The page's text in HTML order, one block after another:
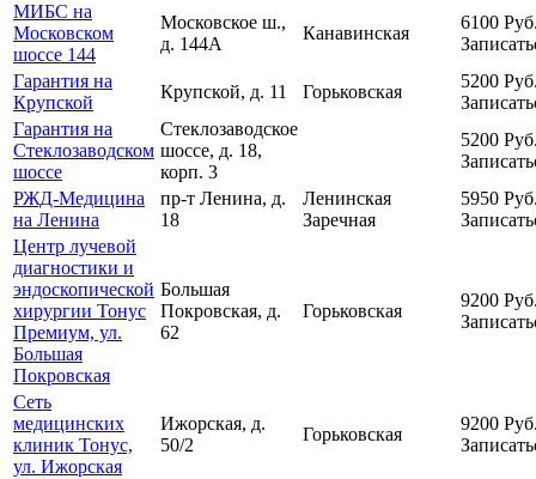
МИБС на
Московском
шоссе 144
Московское ш.,
д. 144А
Канавинская
6100
Гарантия на
Крупской
Крупской, д. 11 Горьковская
5200
Гарантия на
Стеклозаводском
шоссе
Стеклозаводское
шоссе, д. 18,
корп. 3
5200
РЖД-Медицина
на Ленина
пр-т Ленина, д.
18
Ленинская
Заречная
5950
Центр лучевой
диагностики и
эндоскопической
хирургии Тонус
Премиум, ул.
Большая
Покровская
Большая
Покровская, д.
62
Горьковская
9200
Сеть
медицинских
клиник Тонус,
ул. Ижорская
Ижорская, д.
50/2
Горьковская
9200